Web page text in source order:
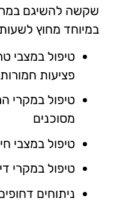
שקשה להשיגם
במיוחד מחוץ
טיפול במצבי
פציעות חמורות
טיפול במקרי
מסוכנים
טיפול במצבי
טיפול במקרי
ניתוחים